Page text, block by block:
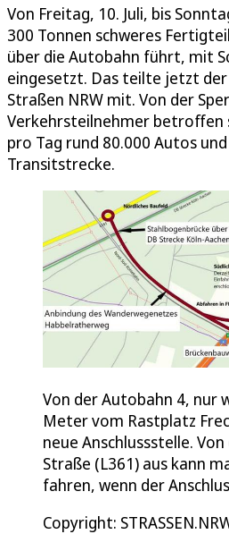
Von Freitag, 10. Juli, bis
300 Tonnen schweres
über die Autobahn führt, mit
eingesetzt. Das teilte jetzt
Straßen NRW mit. Von der
Verkehrsteilnehmer betroffen
pro Tag rund 80.000 Autos
Transitstrecke.
Von der Autobahn 4, nur
Meter vom Rastplatz
neue Anschlussstelle.
Straße (L361) aus kann
fahren, wenn der
Copyright: